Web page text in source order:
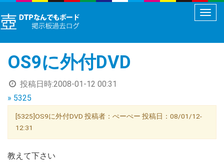
メ
ュ
OS9に外付DVD
投稿日時:2008-01-12 00:31
» 5325
[5325]OS9に外付DVD 投稿者：ぺーぺー 投稿日：08/01/12-
12:31
教えて下さい